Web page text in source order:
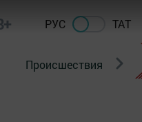
РУС ТАТ
Происшествия